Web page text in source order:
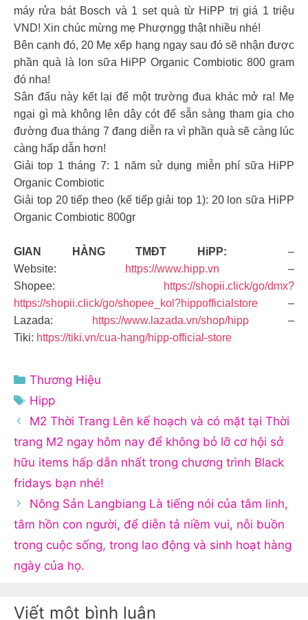
máy rửa bát Bosch và 1 set quà từ HiPP trị giá 1 triệu
VND! Xin chúc mừng mẹ Phượngg thật nhiều nhé!
Bên cạnh đó, 20 Mẹ xếp hạng ngay sau đó sẽ nhận được
phần quà là lon sữa HiPP Organic Combiotic 800 gram
đó nha!
Sân đấu này kết lại để một trường đua khác mở ra! Mẹ
ngại gì mà không lên dây cót để sẵn sàng tham gia cho
đường đua tháng 7 đang diễn ra vì phần quà sẽ càng lúc
càng hấp dẫn hơn!
Giải top 1 tháng 7: 1 năm sử dụng miễn phí sữa HiPP
Organic Combiotic
Giải top 20 tiếp theo (kế tiếp giải top 1): 20 lon sữa HiPP
Organic Combiotic 800gr
GIAN HÀNG TMĐT HiPP:
–
Website:
https://www.hipp.vn –
Shopee:
https://shopii.click/go/dmx?
https://shopii.click/go/shopee_kol?hippofficialstore –
Lazada:
https://www.lazada.vn/shop/hipp –
Tiki: https://tiki.vn/cua-hang/hipp-official-store
Danh
mục
Thương Hiệu
Thẻ
Hipp
M2 Thời Trang Lên kế hoạch và có mặt tại Thời
trang M2 ngay hôm nay để không bỏ lỡ cơ hội sở
hữu items hấp dẫn nhất trong chương trình Black
fridays bạn nhé!
Nông Sản Langbiang Là tiếng nói của tâm linh,
tâm hồn con người, để diễn tả niềm vui, nỗi buồn
trong cuộc sống, trong lao động và sinh hoạt hàng
ngày của họ.
Viết một bình luận